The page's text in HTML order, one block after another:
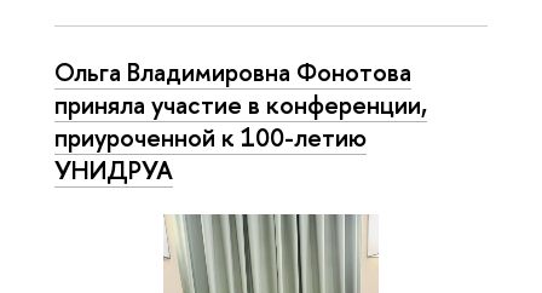
Ольга Владимировна Фонотова
приняла участие в конференции,
приуроченной к 100-летию
УНИДРУА